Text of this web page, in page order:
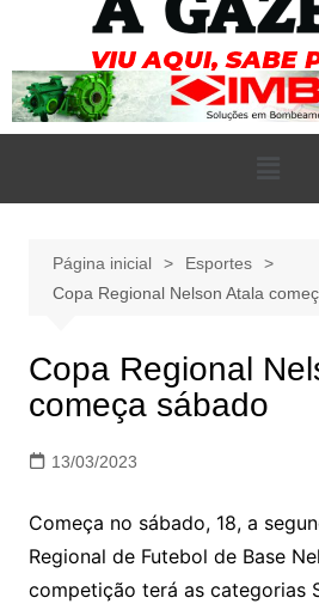
Página inicial
Esportes
Copa Regional Nelson Atala
Copa Regional
começa sábado
13/03/2023
Começa no sábado, 18, a
Regional de Futebol de Base
competição terá as categorias